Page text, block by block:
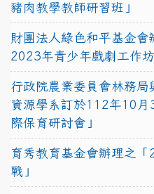
豬肉教學教師研習班」
財團法人綠色和平基金會
2023年青少年戲劇工作坊
行政院農業委員會林務
資源學系訂於112年10
際保育研討會」
育秀教育基金會辦理之
戰」